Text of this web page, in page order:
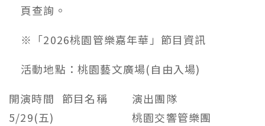
頁查詢。
※「2026桃園管樂嘉年華」節目資訊
活動地點：桃園藝文廣場(自由入場)
開演時間
節目名稱
演出團隊
5/29(五)
桃園交響管樂團